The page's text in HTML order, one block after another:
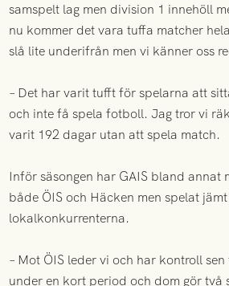
samspelt lag men division 1 innehöll
nu kommer det vara tuffa matcher
slå lite underifrån men vi känner oss
– Det har varit tufft för spelarna att
och inte få spela fotboll. Jag tror vi
varit 192 dagar utan att spela match.
Inför säsongen har GAIS bland annat
både ÖIS och Häcken men spelat
lokalkonkurrenterna.
– Mot ÖIS leder vi och har kontroll
under en kort period och dom gör två